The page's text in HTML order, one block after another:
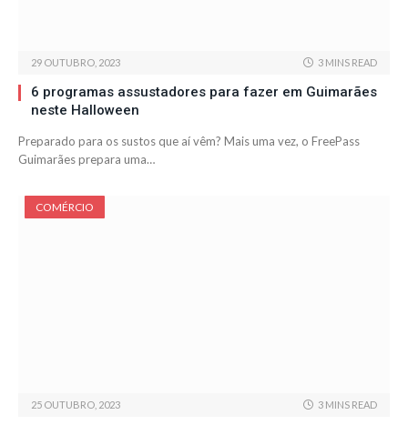
29 OUTUBRO, 2023 3 MINS READ
6 programas assustadores para fazer em Guimarães
neste Halloween
Preparado para os sustos que aí vêm? Mais uma vez, o FreePass
Guimarães prepara uma…
COMÉRCIO
25 OUTUBRO, 2023 3 MINS READ